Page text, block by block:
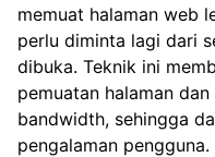
memuat halaman web
perlu diminta lagi dari
dibuka. Teknik ini
pemuatan halaman
bandwidth, sehingga
pengalaman pengguna.